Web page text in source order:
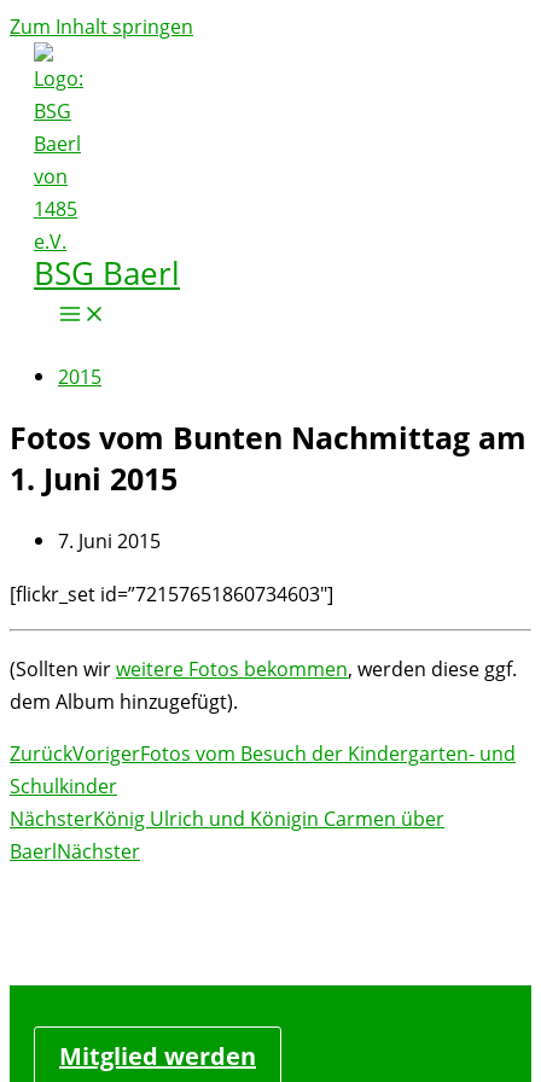
Zum Inhalt springen
BSG Baerl
2015
Fotos vom Bunten Nachmittag am
1. Juni 2015
7. Juni 2015
[flickr_set id=”72157651860734603″]
(Sollten wirweitere Fotos bekommen, werden diese ggf.
dem Album hinzugefügt).
ZurückVorigerFotos vom Besuch der Kindergarten- und
Schulkinder
NächsterKönig Ulrich und Königin Carmen über
BaerlNächster
Mitglied werden